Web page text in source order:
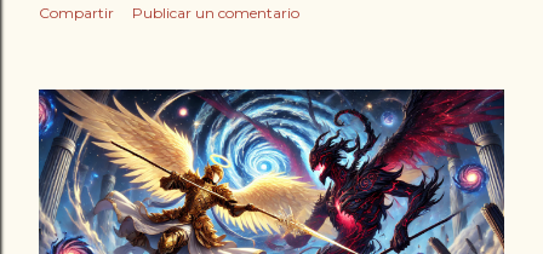
Compartir Publicar un comentario